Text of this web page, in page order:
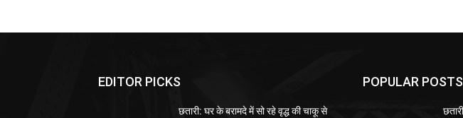
EDITOR PICKS
छतारी: घर के बरामदे में सो रहे वृद्ध की चाकू से
POPULAR POSTS